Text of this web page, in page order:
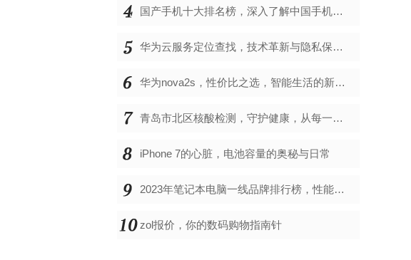
国产手机十大排名榜，深入了解中国手机市场的佼佼者
华为云服务定位查找，技术革新与隐私保护的双重奏
华为nova2s，性价比之选，智能生活的新伙伴
青岛市北区核酸检测，守护健康，从每一次检测开始
iPhone 7的心脏，电池容量的奥秘与日常
2023年笔记本电脑一线品牌排行榜，性能、创新与用户满意度的综合考量
zol报价，你的数码购物指南针